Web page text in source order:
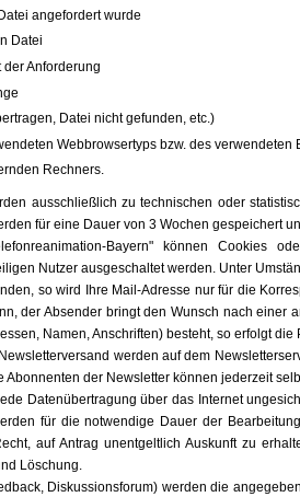
angefordert wurde
Datei
Anforderung
Datei nicht gefunden, etc.)
Webbrowsertyps bzw. des verwendeten
Rechners.
ausschließlich zu technischen oder
für eine Dauer von 3 Wochen gespeichert
Bayern" können Cookies
Nutzer ausgeschaltet werden. Unter
so wird Ihre Mail-Adresse nur für die
der Absender bringt den Wunsch nach
Namen, Anschriften) besteht, so erfolgt
werden auf dem
Abonnenten der Newsletter können jederzeit
Datenübertragung über das Internet
für die notwendige Dauer der
auf Antrag unentgeltlich Auskunft zu
Löschung.
Diskussionsforum) werden die